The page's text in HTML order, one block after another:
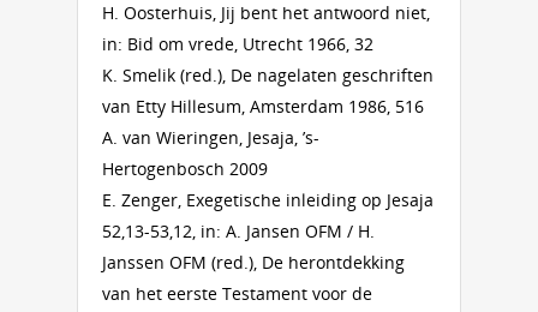
H. Oosterhuis, Jij bent het antwoord niet,
in: Bid om vrede, Utrecht 1966, 32
K. Smelik (red.), De nagelaten geschriften
van Etty Hillesum, Amsterdam 1986, 516
A. van Wieringen, Jesaja, ’s-
Hertogenbosch 2009
E. Zenger, Exegetische inleiding op Jesaja
52,13-53,12, in: A. Jansen OFM / H.
Janssen OFM (red.), De herontdekking
van het eerste Testament voor de